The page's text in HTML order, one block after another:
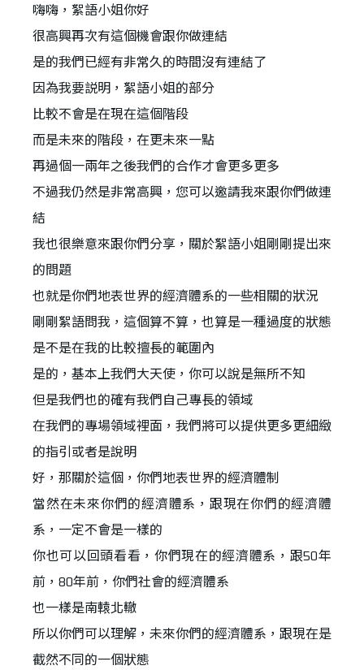
嗨嗨，絮語小姐你好
很高興再次有這個機會跟你做連結
是的我們已經有非常久的時間沒有連結了
因為我要説明，絮語小姐的部分
比較不會是在現在這個階段
而是未來的階段，在更未來一點
再過個一兩年之後我們的合作才會更多更多
不過我仍然是非常高興，您可以邀請我來跟你們做連
結
我也很樂意來跟你們分享，關於絮語小姐剛剛提出來
的問題
也就是你們地表世界的經濟體系的一些相關的狀況
剛剛絮語問我，這個算不算，也算是一種過度的狀態
是不是在我的比較擅長的範圍內
是的，基本上我們大天使，你可以說是無所不知
但是我們也的確有我們自己專長的領域
在我們的專場領域裡面，我們將可以提供更多更細緻
的指引或者是說明
好，那關於這個，你們地表世界的經濟體制
當然在未來你們的經濟體系，跟現在你們的經濟體
系，一定不會是一樣的
你也可以回頭看看，你們現在的經濟體系，跟50年
前，80年前，你們社會的經濟體系
也一樣是南轅北轍
所以你們可以理解，未來你們的經濟體系，跟現在是
截然不同的一個狀態